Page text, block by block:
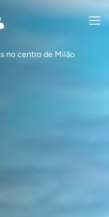
no centro de Milão